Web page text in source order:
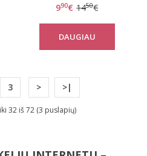
N
990€ 1450€
DAUGIAU
3 > >|
32 iš 72 (3 puslapių)